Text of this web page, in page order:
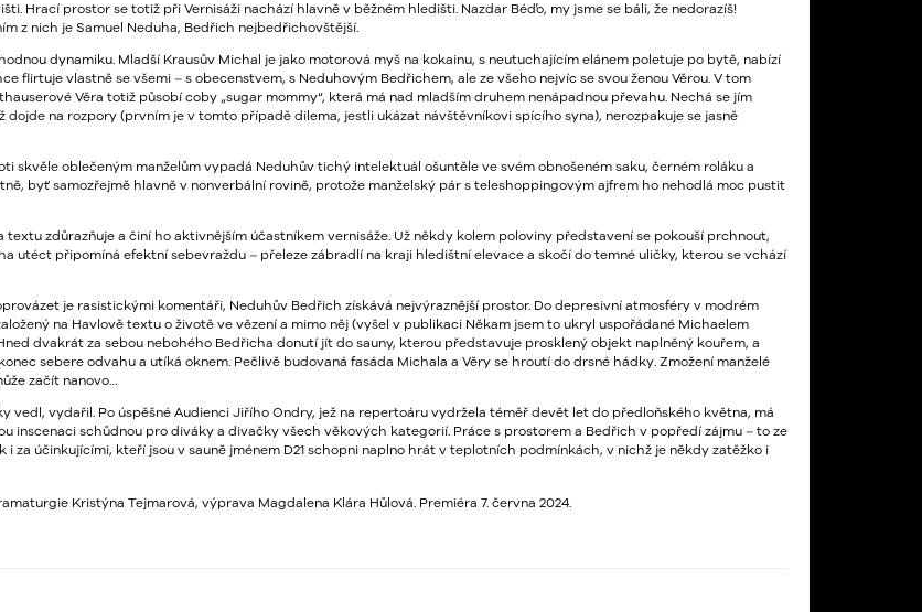
Hrací prostor se totiž při Vernisáži nachází hlavně v běžném hledišti. Nazdar Béďo, my jsme se báli, že nedorazíš!
z nich je Samuel Neduha, Bedřich nejbedřichovštější.
dynamiku. Mladší Krausův Michal je jako motorová myš na kokainu, s neutuchajícím elánem poletuje po bytě, nabízí
flirtuje vlastně se všemi – s obecenstvem, s Neduhovým Bedřichem, ale ze všeho nejvíc se svou ženou Věrou. V tom
Věra totiž působí coby „sugar mommy“, která má nad mladším druhem nenápadnou převahu. Nechá se jím
na rozpory (prvním je v tomto případě dilema, jestli ukázat návštěvníkovi spícího syna), nerozpakuje se jasně
skvěle oblečeným manželům vypadá Neduhův tichý intelektuál ošuntěle ve svém obnošeném saku, černém roláku a
byť samozřejmě hlavně v nonverbální rovině, protože manželský pár s teleshoppingovým ajfrem ho nehodlá moc pustit
zdůrazňuje a činí ho aktivnějším účastníkem vernisáže. Už někdy kolem poloviny představení se pokouší prchnout,
utéct připomíná efektní sebevraždu – přeleze zábradlí na kraji hledištní elevace a skočí do temné uličky, kterou se vchází
je rasistickými komentáři, Neduhův Bedřich získává nejvýraznější prostor. Do depresivní atmosféry v modrém
na Havlově textu o životě ve vězení a mimo něj (vyšel v publikaci Někam jsem to ukryl uspořádané Michaelem
dvakrát za sebou nebohého Bedřicha donutí jít do sauny, kterou představuje prosklený objekt naplněný kouřem, a
sebere odvahu a utíká oknem. Pečlivě budovaná fasáda Michala a Věry se hroutí do drsné hádky. Zmožení manželé
začít nanovo…
vedl, vydařil. Po úspěšné Audienci Jiřího Ondry, jež na repertoáru vydržela téměř devět let do předloňského května, má
inscenaci schůdnou pro diváky a divačky všech věkových kategorií. Práce s prostorem a Bedřich v popředí zájmu – to ze
za účinkujícími, kteří jsou v sauně jménem D21 schopni naplno hrát v teplotních podmínkách, v nichž je někdy zatěžko i
Kristýna Tejmarová, výprava Magdalena Klára Hůlová. Premiéra 7. června 2024.